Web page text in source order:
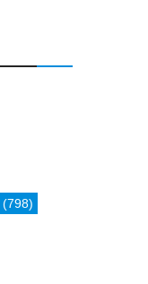
(798)